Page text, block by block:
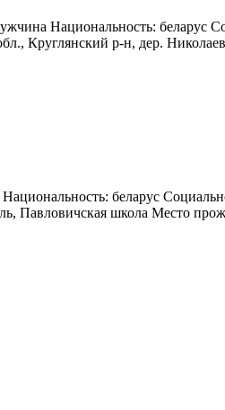
Национальность: беларус
Круглянский р-н, дер.
беларус
Павловичская школа Место